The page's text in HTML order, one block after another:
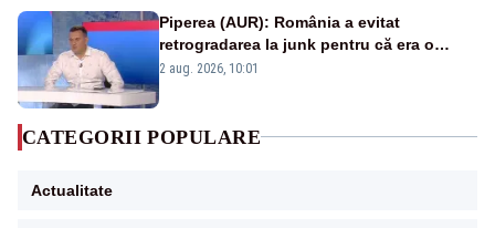
Piperea (AUR): România a evitat
retrogradarea la junk pentru că era o
catastrofă pentru bănci și fondurile de
2 aug. 2026, 10:01
CATEGORII POPULARE
Actualitate